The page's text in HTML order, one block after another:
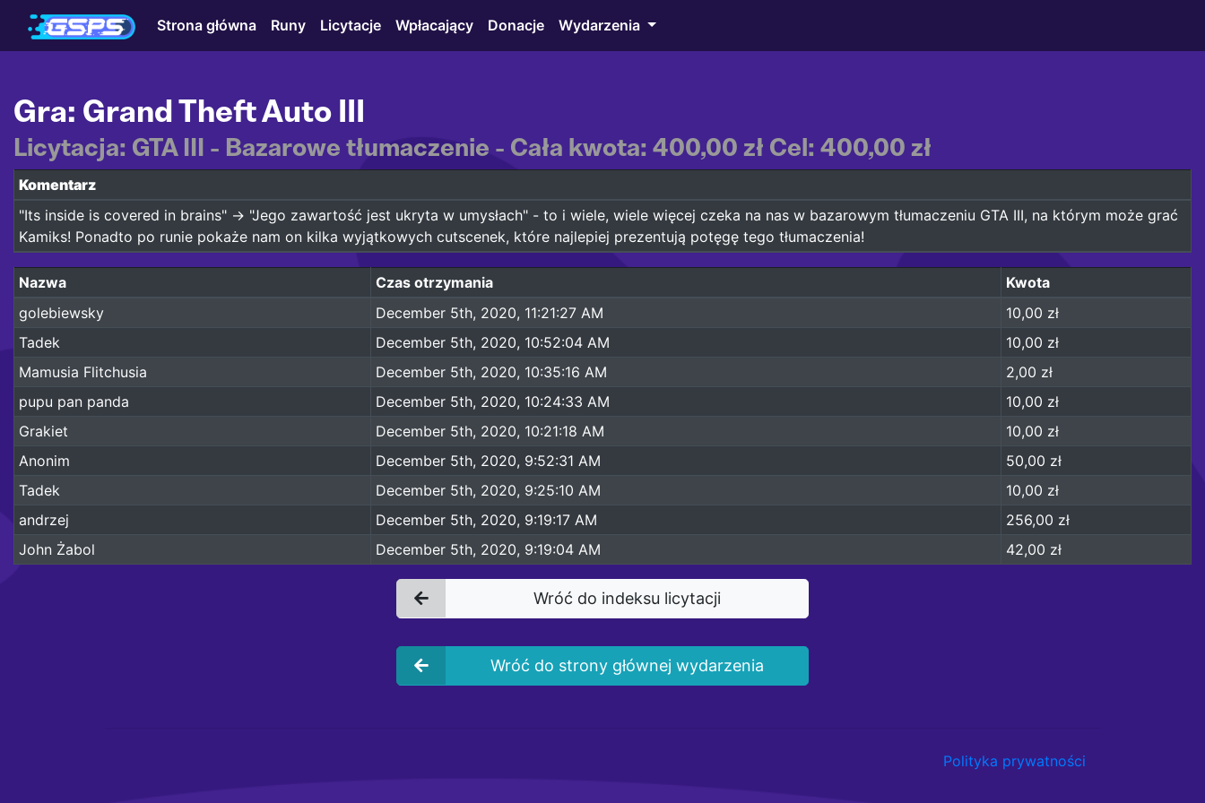
Strona główna Runy Licytacje Wpłacający Donacje Wydarzenia
Gra: Grand Theft Auto III
Licytacja: GTA III - Bazarowe tłumaczenie - Cała kwota: 400,00 zł Cel: 400,00 zł
Komentarz
"Its inside is covered in brains" -> "Jego zawartość jest ukryta w umysłach" - to i wiele, wiele więcej czeka na nas w bazarowym tłumaczeniu GTA III, na którym może grać
Kamiks! Ponadto po runie pokaże nam on kilka wyjątkowych cutscenek, które najlepiej prezentują potęgę tego tłumaczenia!
Nazwa Czas otrzymania
Kwota
golebiewsky
December 5th, 2020, 11:21:27 AM
10,00 zł
Tadek
December 5th, 2020, 10:52:04 AM
10,00 zł
Mamusia Flitchusia
December 5th, 2020, 10:35:16 AM
2,00 zł
pupu pan panda
December 5th, 2020, 10:24:33 AM
10,00 zł
Grakiet
December 5th, 2020, 10:21:18 AM
10,00 zł
Anonim
December 5th, 2020, 9:52:31 AM
50,00 zł
Tadek
December 5th, 2020, 9:25:10 AM
10,00 zł
andrzej
December 5th, 2020, 9:19:17 AM
256,00 zł
John Żabol
December 5th, 2020, 9:19:04 AM 42,00 zł
Wróć do indeksu licytacji
Wróć do strony głównej wydarzenia
Polityka prywatności